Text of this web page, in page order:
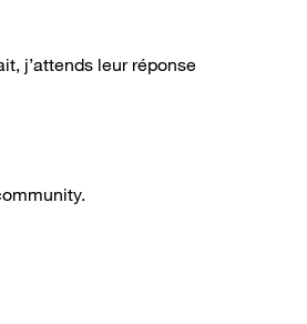
j’attends leur réponse